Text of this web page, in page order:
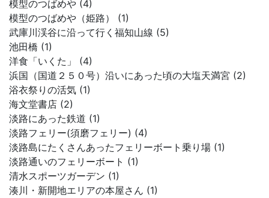
模型のつばめや (4)
模型のつばめや（姫路） (1)
武庫川渓谷に沿って行く福知山線 (5)
池田橋 (1)
洋食「いくた」 (4)
浜国（国道２５０号）沿いにあった頃の大塩天満宮 (2)
浴衣祭りの活気 (1)
海文堂書店 (2)
淡路にあった鉄道 (1)
淡路フェリー(須磨フェリー) (4)
淡路島にたくさんあったフェリーボート乗り場 (1)
淡路通いのフェリーボート (1)
清水スポーツガーデン (1)
湊川・新開地エリアの本屋さん (1)